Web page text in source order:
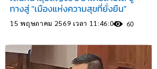
ทางสู่ "เมืองแห่งความสุขที่ยั่งยืน"
15 พฤษภาคม 2569 เวลา 11:46:00 60